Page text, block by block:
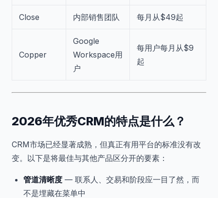
Close 内部销售团队 每月从$49起
Copper
Google
Workspace用
户
每用户每月从$9
起
2026年优秀CRM的特点是什么？
CRM市场已经显著成熟，但真正有用平台的标准没有改
变。以下是将最佳与其他产品区分开的要素：
管道清晰度 — 联系人、交易和阶段应一目了然，而
不是埋藏在菜单中